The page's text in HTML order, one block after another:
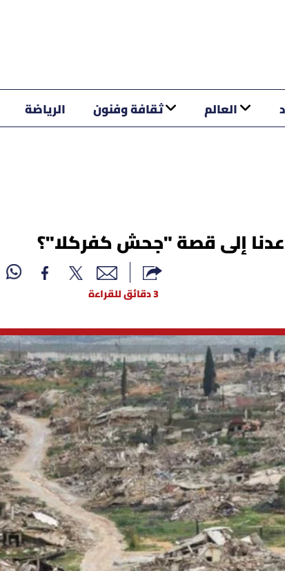
العالم ثقافة وفنون الرياضة
عدنا إلى قصة "جحش كفركلا"؟
3 دقائق للقراءة